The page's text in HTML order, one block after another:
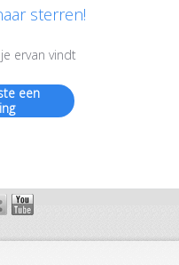
sterren!
ervan vindt
een